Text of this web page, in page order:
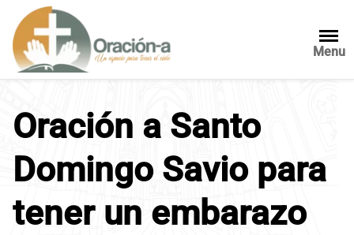
a
Menu
Oración a Santo
Domingo Savio para
tener un embarazo